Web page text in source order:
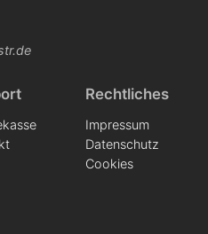
Rechtliches
Impressum
Datenschutz
Cookies